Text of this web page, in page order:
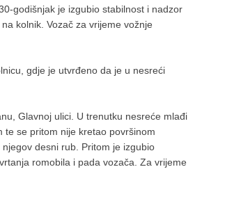
godišnjak je izgubio stabilnost i nadzor
kolnik. Vozač za vrijeme vožnje
gdje je utvrđeno da je u nesreći
Glavnoj ulici. U trenutku nesreće mlađi
te se pritom nije kretao površinom
desni rub. Pritom je izgubio
romobila i pada vozača. Za vrijeme